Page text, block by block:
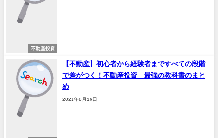
不動産投資
【不動産】初心者から経験者まですべての段階
で差がつく！不動産投資 最強の教科書のまと
め
2021年8月16日